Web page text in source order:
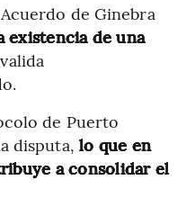
de Ginebra
existencia de una
de Puerto
disputa, lo que en
a consolidar el